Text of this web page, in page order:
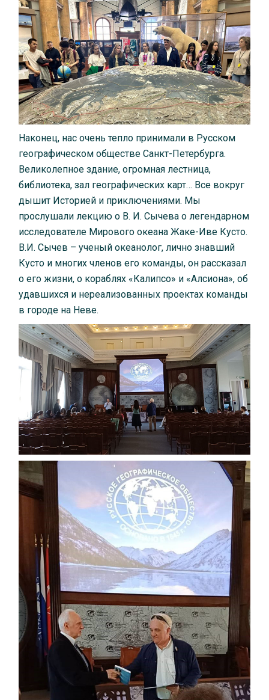
Наконец, нас очень тепло принимали в Русском
географическом обществе Санкт-Петербурга.
Великолепное здание, огромная лестница,
библиотека, зал географических карт… Все вокруг
дышит Историей и приключениями. Мы
прослушали лекцию о В. И. Сычева о легендарном
исследователе Мирового океана Жаке-Иве Кусто.
В.И. Сычев – ученый океанолог, лично знавший
Кусто и многих членов его команды, он рассказал
о его жизни, о кораблях «Калипсо» и «Алсиона», об
удавшихся и нереализованных проектах команды
в городе на Неве.